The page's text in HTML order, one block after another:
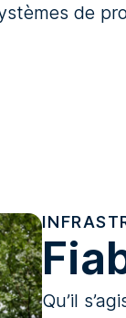
de
Qu’il